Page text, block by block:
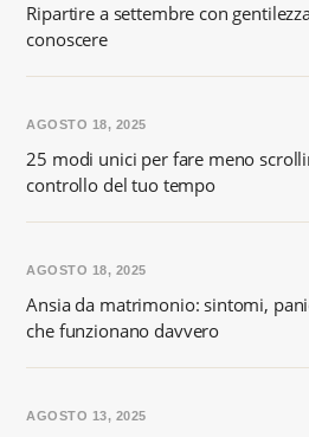
Ripartire a settembre con
conoscere
25 modi unici per fare meno
controllo del tuo tempo
AGOSTO 18, 2025
Ansia da matrimonio: sintomi,
che funzionano davvero
AGOSTO 18, 2025
AGOSTO 13, 2025